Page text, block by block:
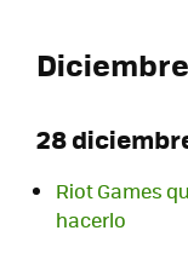
28
Riot Games
hacerlo